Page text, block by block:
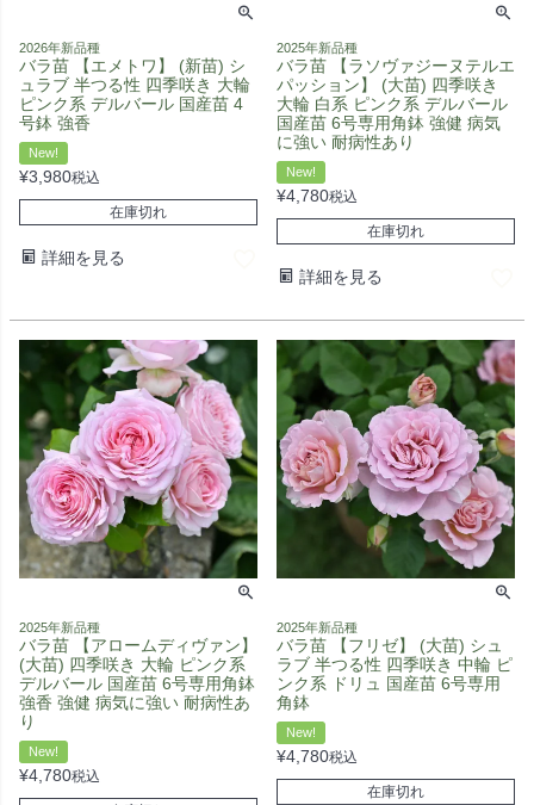
2026年新品種
バラ苗 【エメトワ】 (新苗) シ
ュラブ 半つる性 四季咲き 大輪
ピンク系 デルバール 国産苗 4
号鉢 強香
New!
¥3,980税込
在庫切れ
詳細を見る
2025年新品種
バラ苗 【ラソヴァジーヌテルエ
パッション】 (大苗) 四季咲き
大輪 白系 ピンク系 デルバール
国産苗 6号専用角鉢 強健 病気
に強い 耐病性あり
New!
¥4,780税込
在庫切れ
詳細を見る
2025年新品種
バラ苗 【アロームディヴァン】
(大苗) 四季咲き 大輪 ピンク系
デルバール 国産苗 6号専用角鉢
強香 強健 病気に強い 耐病性あ
り
New!
¥4,780税込
2025年新品種
バラ苗 【フリゼ】 (大苗) シュ
ラブ 半つる性 四季咲き 中輪 ピ
ンク系 ドリュ 国産苗 6号専用
角鉢
New!
¥4,780税込
在庫切れ